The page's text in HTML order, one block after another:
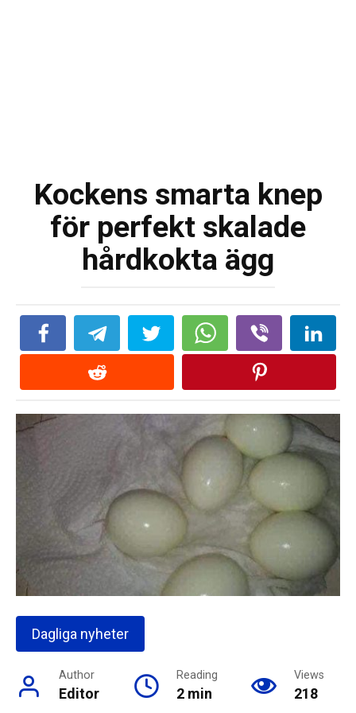
Kockens smarta knep
för perfekt skalade
hårdkokta ägg
Dagliga nyheter
Author
Editor
Reading
2 min
Views
218